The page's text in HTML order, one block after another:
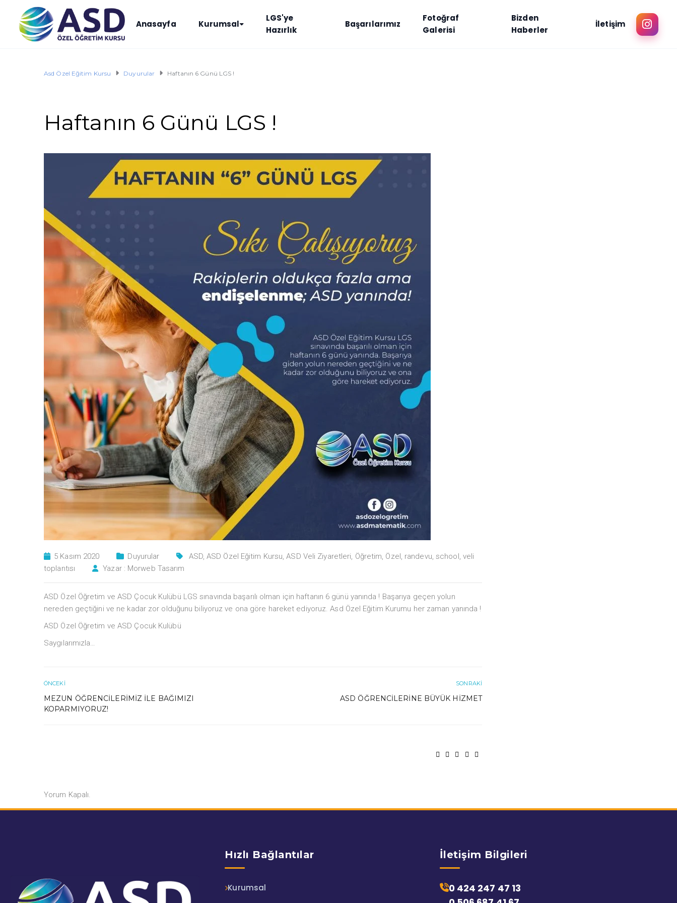
Anasayfa Kurumsal
LGS'ye
Hazırlık
Başarılarımız
Fotoğraf
Galerisi
Bizden
Haberler
İletişim
Asd Özel Eğitim Kursu Duyurular Haftanın 6 Günü LGS !
Haftanın 6 Günü LGS !
5 Kasım 2020 Duyurular ASD,ASD Özel Eğitim Kursu,ASD Veli Ziyaretleri, Öğretim, Özel, randevu, school, veli
toplantısı
Yazar : Morweb Tasarım
ASD Özel Öğretim ve ASD Çocuk Kulübü LGS sınavında başarılı olman için haftanın 6 günü yanında ! Başarıya geçen yolun
nereden geçtiğini ve ne kadar zor olduğunu biliyoruz ve ona göre hareket ediyoruz. Asd Özel Eğitim Kurumu her zaman yanında !
ASD Özel Öğretim ve ASD Çocuk Kulübü
Saygılarımızla…
ÖNCEKI
MEZUN ÖĞRENCILERIMIZ ILE BAĞIMIZI
KOPARMIYORUZ!
SONRAKI
ASD ÖĞRENCILERINE BÜYÜK HIZMET
Yorum Kapalı.
Hızlı Bağlantılar
Kurumsal
İletişim Bilgileri
0 424 247 47 13